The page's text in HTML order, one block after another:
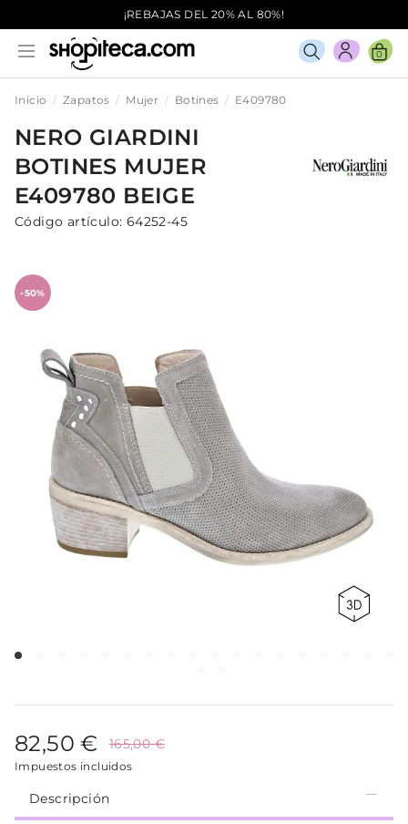
¡REBAJAS DEL 20% AL 80%!
0
Inicio Zapatos Mujer Botines E409780
NERO GIARDINI
BOTINES MUJER
E409780 BEIGE
Código artículo: 64252-45
-50%
82,50 € 165,00 €
Impuestos incluidos
Descripción